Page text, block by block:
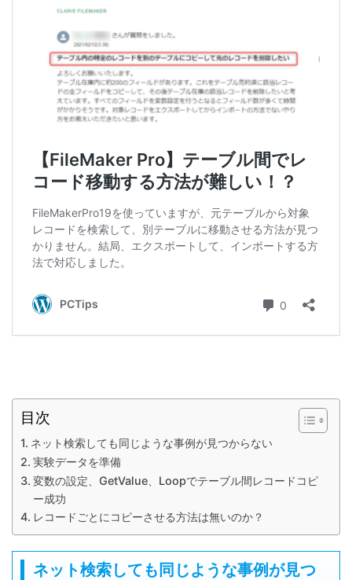
目次
ネット検索しても同じような事例が見つからない
実験データを準備
変数の設定、GetValue、Loopでテーブル間レコードコピ
ー成功
レコードごとにコピーさせる方法は無いのか？
ネット検索しても同じような事例が見つ